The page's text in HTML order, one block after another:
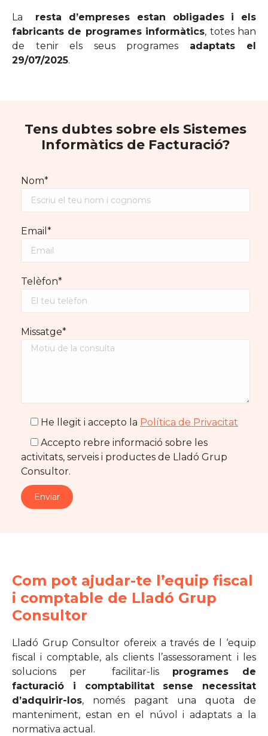
La resta d’empreses estan obligades i els
fabricants de programes informàtics, totes han
de tenir els seus programes adaptats el
29/07/2025.
Tens dubtes sobre els Sistemes
Informàtics de Facturació?
Nom*
Email*
Telèfon*
Missatge*
He llegit i accepto la Política de Privacitat
Accepto rebre informació sobre les
activitats, serveis i productes de Lladó Grup
Consultor.
Com pot ajudar-te l’equip fiscal
i comptable de Lladó Grup
Consultor
Lladó Grup Consultor ofereix a través de l ‘equip
fiscal i comptable, als clients l’assessorament i les
solucions per facilitar-lis programes de
facturació i comptabilitat sense necessitat
d’adquirir-los, només pagant una quota de
manteniment, estan en el núvol i adaptats a la
normativa actual.